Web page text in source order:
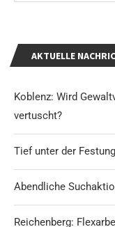
AKTUELLE
Koblenz: Wird
vertuscht?
Tief unter der
Abendliche
Reichenberg: